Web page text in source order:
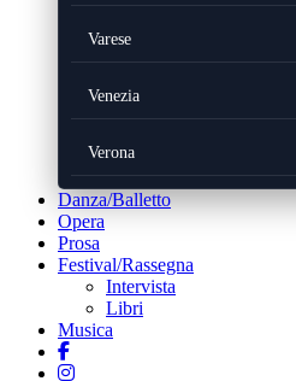
Varese
Venezia
Verona
Danza/Balletto
Opera
Prosa
Festival/Rassegna
Intervista
Libri
Musica